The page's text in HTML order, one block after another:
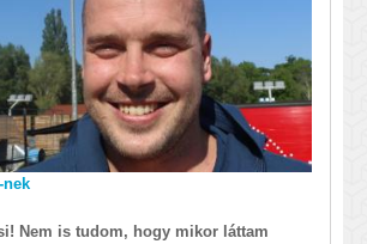
nek
Nem is tudom, hogy mikor láttam